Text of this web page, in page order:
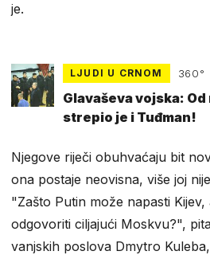
je.
LJUDI U CRNOM 360°
Glavaševa vojska:
strepio je i Tuđman!
Njegove riječi obuhvaćaju bit
ona postaje neovisna, više joj
"Zašto Putin može napasti
odgovoriti ciljajući Moskvu?",
vanjskih poslova Dmytro